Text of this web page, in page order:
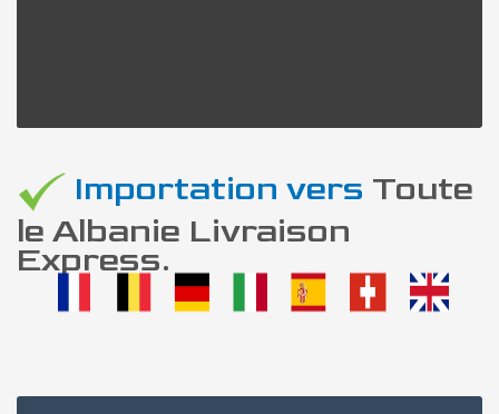
Importation vers Toute
le Albanie Livraison
Express.